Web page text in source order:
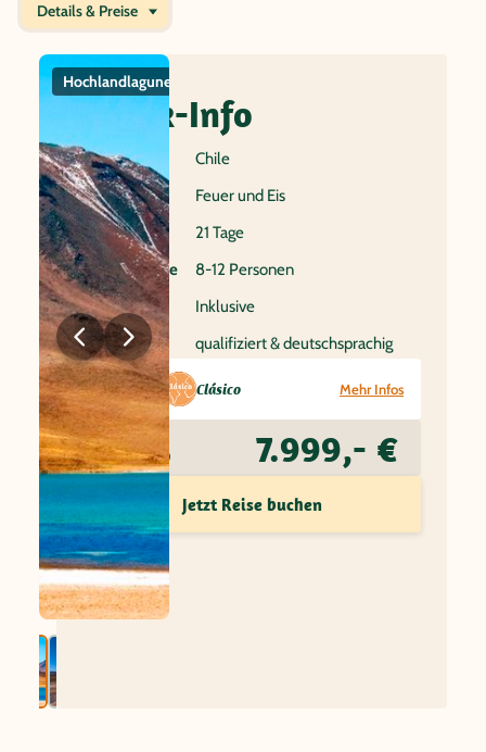
Details & Preise
Hochlandlagunen
Quick-Info
Reiseland
Chile
Name
Feuer und Eis
Dauer
21 Tage
Gruppenreise
8-12 Personen
Flug
Inklusive
Reiseleitung
qualifiziert & deutschsprachig
Reisetyp: Clásico Mehr Infos
Preis ab 7.999,- €
Jetzt Reise buchen